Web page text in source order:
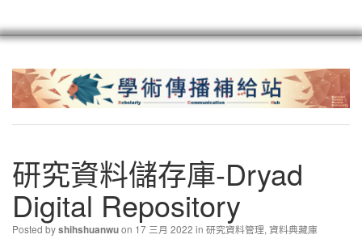
聯繫
研究資料儲存庫-Dryad
Digital Repository
Posted byshihshuanwuon 17 三月 2022 in 研究資料管理, 資料典藏庫